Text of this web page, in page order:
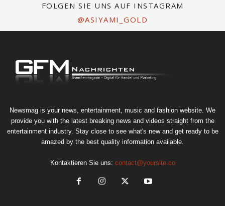
FOLGEN SIE UNS AUF INSTAGRAM
@ASIYAMI_GOLD
Newsmag is your news, entertainment, music and fashion website. We
provide you with the latest breaking news and videos straight from the
entertainment industry. Stay close to see what's new and get ready to be
amazed by the best quality information available.
Kontaktieren Sie uns: contact@yoursite.co